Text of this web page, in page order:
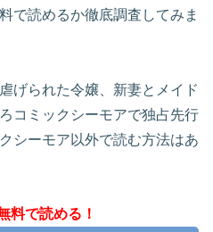
で読めるか徹底調査してみま
げられた令嬢、新妻とメイド
コミックシーモアで独占先行
シーモア以外で読む方法はあ
料で読める！